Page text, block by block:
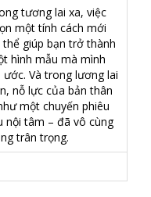
tương lai xa, việc
một tính cách mới
thể giúp bạn trở thành
hình mẫu mà mình
ước. Và trong lương lai
nỗ lực của bản thân
một chuyến phiêu
nội tâm – đã vô cùng
trân trọng.